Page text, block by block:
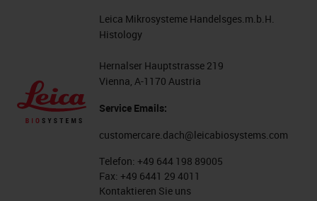
Leica Mikrosysteme Handelsges.m.b.H.
Histology
Hernalser Hauptstrasse 219
Vienna, A-1170 Austria
Service Emails:
customercare.dach@leicabiosystems.com
Telefon: +49 644 198 89005
Fax: +49 6441 29 4011
Kontaktieren Sie uns